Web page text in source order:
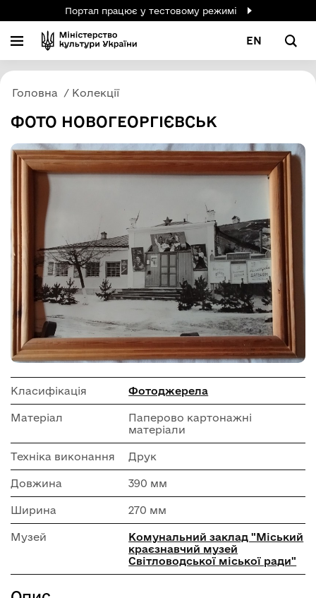
Портал працює у тестовому режимі
EN
Головна Колекції
ФОТО НОВОГЕОРГІЄВСЬК
Класифікація Фотоджерела
Матеріал
Паперово картонажні
матеріали
Техніка виконання Друк
Довжина 390 мм
Ширина 270 мм
Музей
Комунальний заклад "Міський
краєзнавчий музей
Світловодської міської ради"